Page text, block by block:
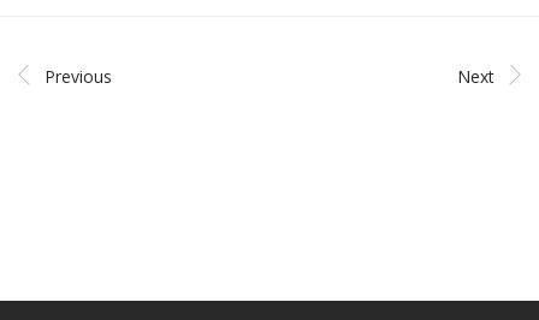
Previous Next